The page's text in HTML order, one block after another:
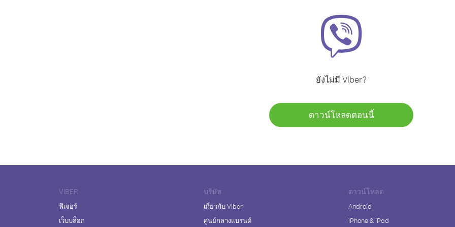
ยังไม่มี Viber?
ดาวน์โหลดตอนนี้
VIBER
ฟีเจอร์
เว็บบล็อก
บริษัท
เกี่ยวกับ Viber
ศูนย์กลางแบรนด์
ดาวน์โหลด
Android
iPhone & iPad